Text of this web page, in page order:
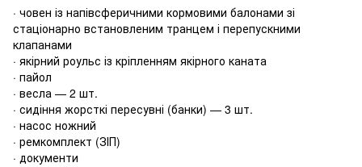
· човен із напівсферичними кормовими балонами зі
стаціонарно встановленим транцем і перепускними
клапанами
· якірний роульс із кріпленням якірного каната
· пайол
· весла — 2 шт.
· сидіння жорсткі пересувні (банки) — 3 шт.
· насос ножний
· ремкомплект (ЗІП)
· документи